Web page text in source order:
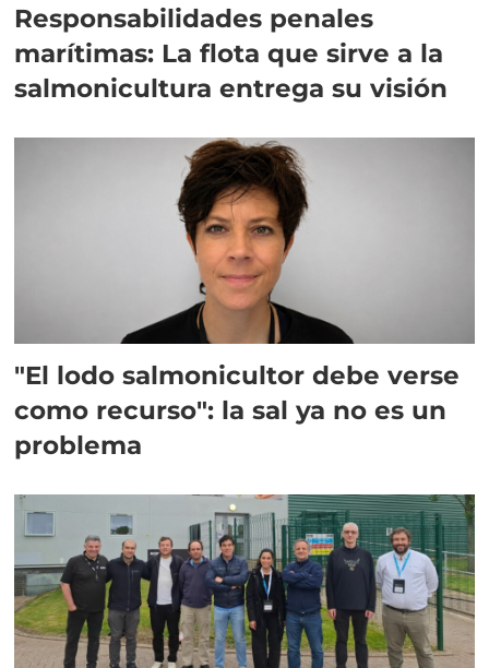
Responsabilidades penales
marítimas: La flota que sirve a la
salmonicultura entrega su visión
"El lodo salmonicultor debe verse
como recurso": la sal ya no es un
problema